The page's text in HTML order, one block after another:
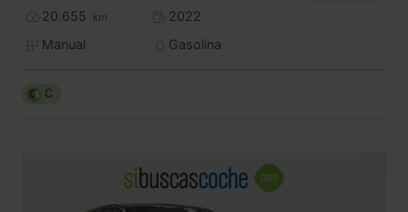
20.655 km
2022
Manual
Gasolina
C